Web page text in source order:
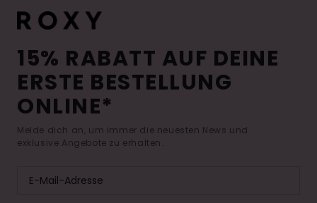
15% RABATT AUF DEINE
ERSTE BESTELLUNG
ONLINE*
Melde dich an, um immer die neuesten News und
exklusive Angebote zu erhalten.